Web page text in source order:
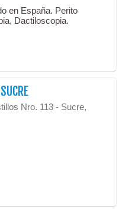
en España. Perito
Dactiloscopia.
Nro. 113 - Sucre,